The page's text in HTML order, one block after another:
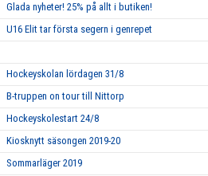
Glada nyheter! 25% på allt i butiken!
U16 Elit tar första segern i genrepet
Hockeyskolan lördagen 31/8
B-truppen on tour till Nittorp
Hockeyskolestart 24/8
Kiosknytt säsongen 2019-20
Sommarläger 2019